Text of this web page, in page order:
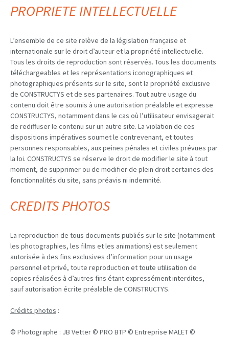
PROPRIETE INTELLECTUELLE
L’ensemble de ce site relève de la législation française et
internationale sur le droit d’auteur et la propriété intellectuelle.
Tous les droits de reproduction sont réservés. Tous les documents
téléchargeables et les représentations iconographiques et
photographiques présents sur le site, sont la propriété exclusive
de CONSTRUCTYS et de ses partenaires. Tout autre usage du
contenu doit être soumis à une autorisation préalable et expresse
CONSTRUCTYS, notamment dans le cas où l’utilisateur envisagerait
de rediffuser le contenu sur un autre site. La violation de ces
dispositions impératives soumet le contrevenant, et toutes
personnes responsables, aux peines pénales et civiles prévues par
la loi. CONSTRUCTYS se réserve le droit de modifier le site à tout
moment, de supprimer ou de modifier de plein droit certaines des
fonctionnalités du site, sans préavis ni indemnité.
CREDITS PHOTOS
La reproduction de tous documents publiés sur le site (notamment
les photographies, les films et les animations) est seulement
autorisée à des fins exclusives d’information pour un usage
personnel et privé, toute reproduction et toute utilisation de
copies réalisées à d’autres fins étant expressément interdites,
sauf autorisation écrite préalable de CONSTRUCTYS.
Crédits photos :
© Photographe : JB Vetter © PRO BTP © Entreprise MALET ©